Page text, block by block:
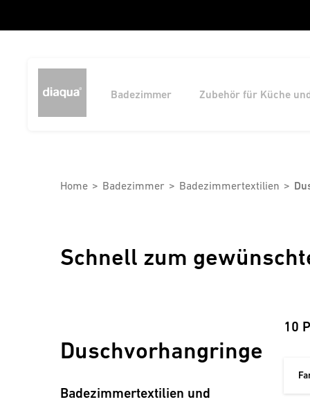
Badezimmer Zubehör für Küche
Home Badezimmer Badezimmertextilien
Schnell zum
Duschvorhangringe
Badezimmertextilien und
10